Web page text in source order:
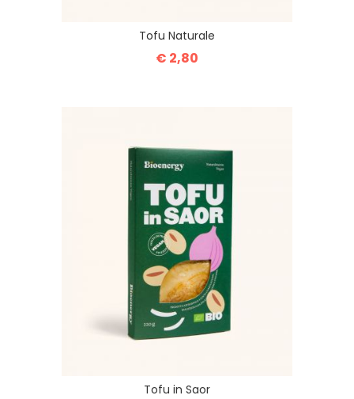
Tofu Naturale
€ 2,80
Tofu in Saor